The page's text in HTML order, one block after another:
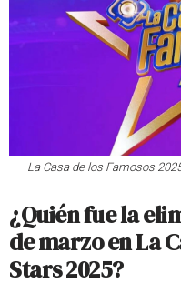
La Casa de los Famosos
¿Quién fue la
de marzo en La
Stars 2025?